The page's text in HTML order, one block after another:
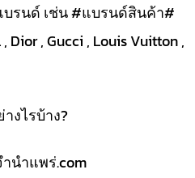
บรนด์ เช่น #แบรนด์สินค้า#
Dior , Gucci , Louis Vuitton ,
งไรบ้าง?
นำแพร่.com